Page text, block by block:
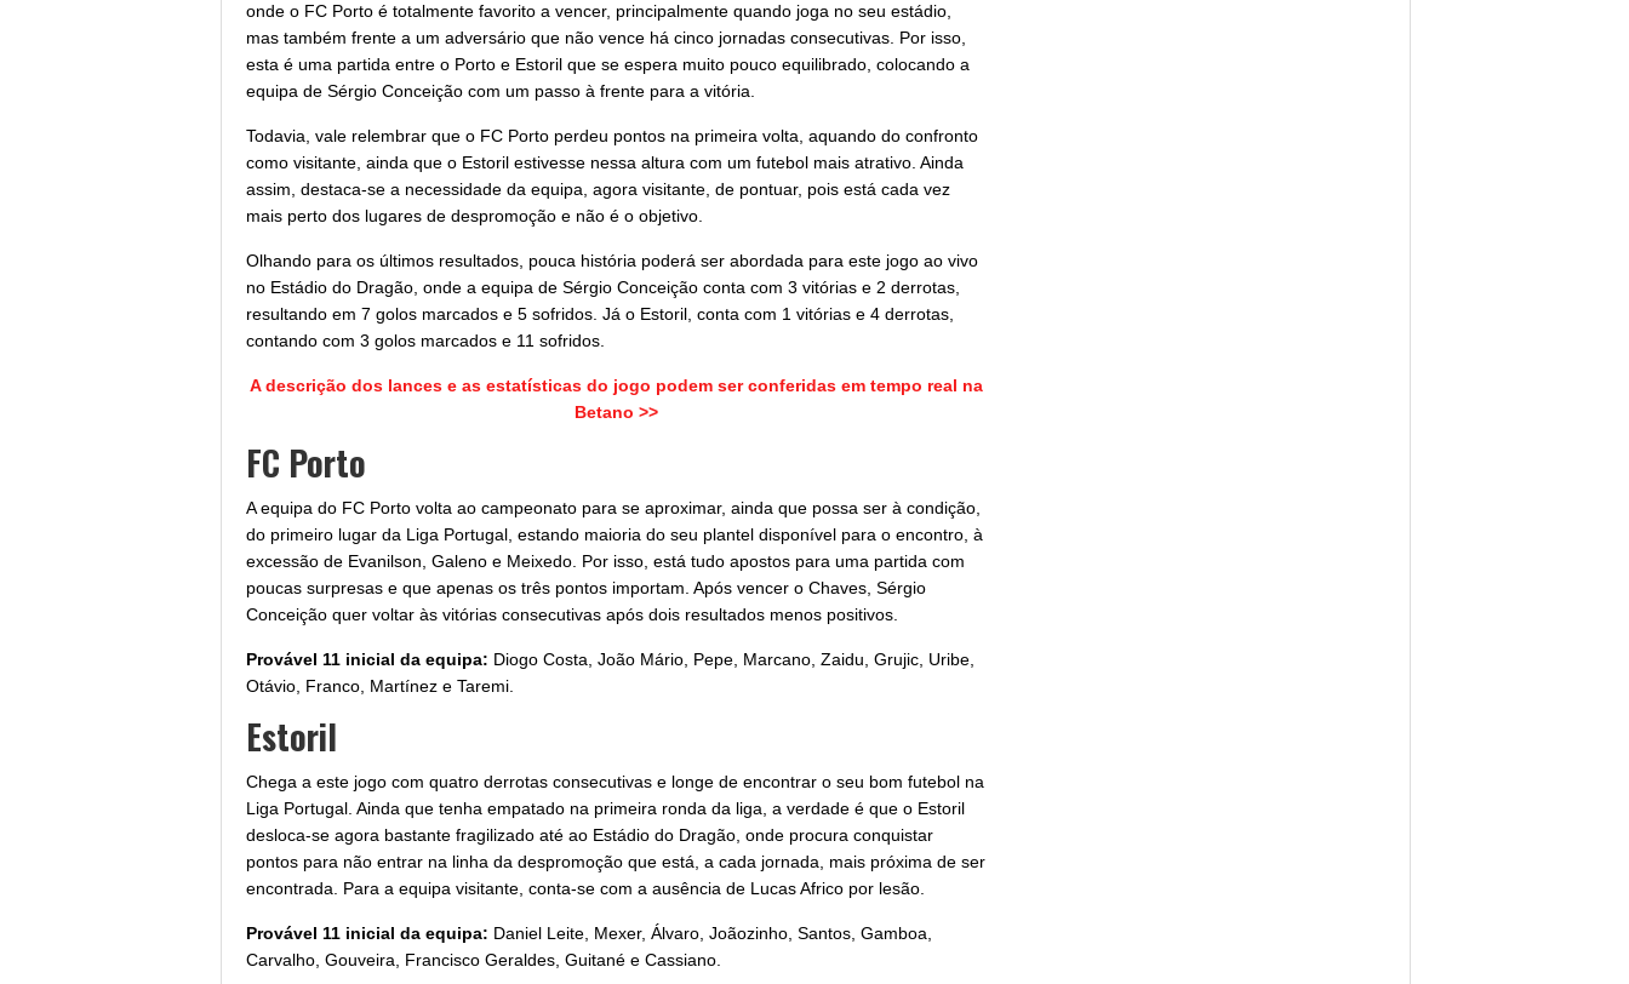
onde o FC Porto é totalmente favorito a vencer, principalmente quando joga no seu estádio,
mas também frente a um adversário que não vence há cinco jornadas consecutivas. Por isso,
esta é uma partida entre o Porto e Estoril que se espera muito pouco equilibrado, colocando a
equipa de Sérgio Conceição com um passo à frente para a vitória.
Todavia, vale relembrar que o FC Porto perdeu pontos na primeira volta, aquando do confronto
como visitante, ainda que o Estoril estivesse nessa altura com um futebol mais atrativo. Ainda
assim, destaca-se a necessidade da equipa, agora visitante, de pontuar, pois está cada vez
mais perto dos lugares de despromoção e não é o objetivo.
Olhando para os últimos resultados, pouca história poderá ser abordada para este jogo ao vivo
no Estádio do Dragão, onde a equipa de Sérgio Conceição conta com 3 vitórias e 2 derrotas,
resultando em 7 golos marcados e 5 sofridos. Já o Estoril, conta com 1 vitórias e 4 derrotas,
contando com 3 golos marcados e 11 sofridos.
A descrição dos lances e as estatísticas do jogo podem ser conferidas em tempo real na
Betano >>
FC Porto
A equipa do FC Porto volta ao campeonato para se aproximar, ainda que possa ser à condição,
do primeiro lugar da Liga Portugal, estando maioria do seu plantel disponível para o encontro, à
excessão de Evanilson, Galeno e Meixedo. Por isso, está tudo apostos para uma partida com
poucas surpresas e que apenas os três pontos importam. Após vencer o Chaves, Sérgio
Conceição quer voltar às vitórias consecutivas após dois resultados menos positivos.
Provável 11 inicial da equipa: Diogo Costa, João Mário, Pepe, Marcano, Zaidu, Grujic, Uribe,
Otávio, Franco, Martínez e Taremi.
Estoril
Chega a este jogo com quatro derrotas consecutivas e longe de encontrar o seu bom futebol na
Liga Portugal. Ainda que tenha empatado na primeira ronda da liga, a verdade é que o Estoril
desloca-se agora bastante fragilizado até ao Estádio do Dragão, onde procura conquistar
pontos para não entrar na linha da despromoção que está, a cada jornada, mais próxima de ser
encontrada. Para a equipa visitante, conta-se com a ausência de Lucas Africo por lesão.
Provável 11 inicial da equipa: Daniel Leite, Mexer, Álvaro, Joãozinho, Santos, Gamboa,
Carvalho, Gouveira, Francisco Geraldes, Guitané e Cassiano.